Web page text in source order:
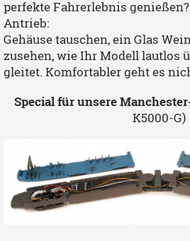
perfekte Fahrerlebnis
Antrieb:
Gehäuse tauschen, ein Glas
zusehen, wie Ihr Modell lautlos
gleitet. Komfortabler geht es
Special für unsere
K5000-G)